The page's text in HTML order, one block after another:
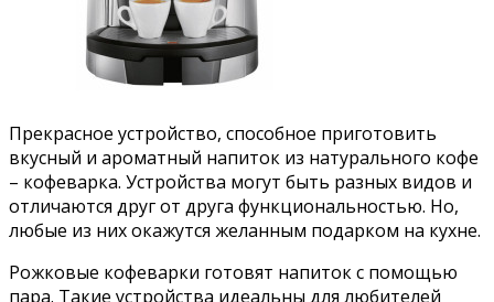
Прекрасное устройство, способное приготовить
вкусный и ароматный напиток из натурального кофе
– кофеварка. Устройства могут быть разных видов и
отличаются друг от друга функциональностью. Но,
любые из них окажутся желанным подарком на кухне.
Рожковые кофеварки готовят напиток с помощью
пара. Такие устройства идеальны для любителей